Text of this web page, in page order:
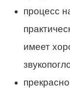
процесс
имеет